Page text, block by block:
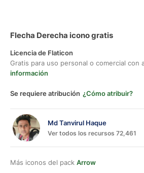
Flecha Derecha icono gratis
Licencia de Flaticon
Gratis para uso personal o comercial con
información
Se requiere atribución ¿Cómo atribuir?
Md Tanvirul Haque
Ver todos los recursos 72,461
Más iconos del pack Arrow